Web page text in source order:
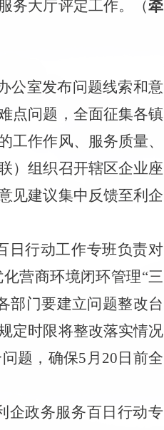
务大厅评定工作。
（牵
公室发布问题线索和意
点问题，全面征集各镇
工作作风、服务质量、
）组织召开辖区企业座
见建议集中反馈至利企
日行动工作专班负责对
营商环境闭环管理“三
部门要建立问题整改台
定时限将整改落实情况
题，确保5 月 20 日前全
企政务服务百日行动专